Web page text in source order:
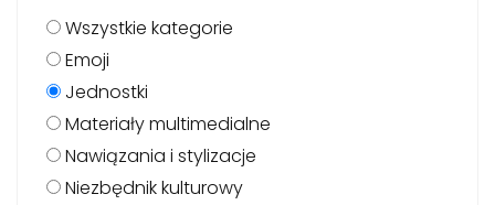
Wszystkie kategorie
Emoji
Jednostki
Materiały multimedialne
Nawiązania i stylizacje
Niezbędnik kulturowy